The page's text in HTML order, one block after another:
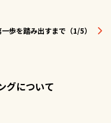
歩を踏み出すまで（1/5）
グについて